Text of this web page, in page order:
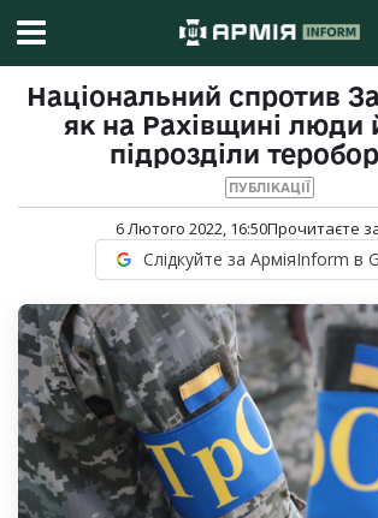
Національний спротив
як на Рахівщині люди
підрозділи
ПУБЛІКАЦІЇ
6 Лютого 2022, 16:50Прочитаєте
Слідкуйте за АрміяInform в